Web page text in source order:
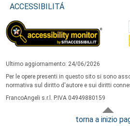
ACCESSIBILITÁ
Ultimo aggiornamento: 24/06/2026
Per le opere presenti in questo sito si sono
normativa sul diritto d'autore e sui diritti
FrancoAngeli s.r.l. P.IVA 04949880159
torna a inizio